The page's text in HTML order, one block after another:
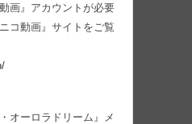
画』アカウントが必要
コ動画』サイトをご覧
オーロラドリーム』メ